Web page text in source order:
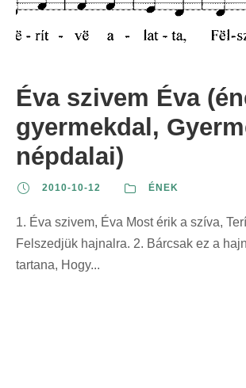
Éva szivem Éva
gyermekdal,
népdalai)
2010-10-12 ÉNEK
1. Éva szivem, Éva Most érik a szíva,
Felszedjük hajnalra. 2. Bárcsak ez a
tartana, Hogy...